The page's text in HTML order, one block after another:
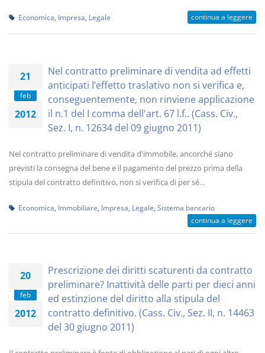
Economica Impresa Legale continua a leggere
21
feb
2012
Nel contratto preliminare di vendita ad effetti
anticipati l’effetto traslativo non si verifica e,
conseguentemente, non rinviene applicazione
il n.1 del I comma dell'art. 67 l.f.. (Cass. Civ.,
Sez. I, n. 12634 del 09 giugno 2011)
Nel contratto preliminare di vendita d'immobile, ancorché siano
previsti la consegna del bene e il pagamento del prezzo prima della
stipula del contratto definitivo, non si verifica di per sé...
Economica Immobiliare Impresa Legale Sistema bancario
continua a leggere
20
feb
2012
Prescrizione dei diritti scaturenti da contratto
preliminare? Inattività delle parti per dieci anni
ed estinzione del diritto alla stipula del
contratto definitivo. (Cass. Civ., Sez. II, n. 14463
del 30 giugno 2011)